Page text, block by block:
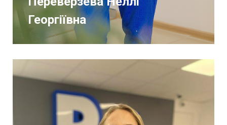
Георгіївна